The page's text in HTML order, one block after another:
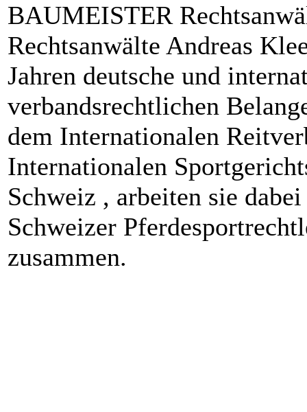
BAUMEISTER
Rechtsanwälte Andreas
Jahren deutsche und
verbandsrechtlichen
dem Internationalen
Internationalen
Schweiz , arbeiten sie
Schweizer
zusammen.